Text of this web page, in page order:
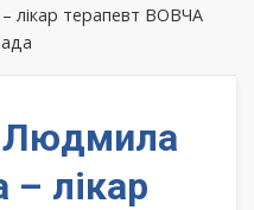
лікар терапевт ВОВЧА
Людмила
– лікар